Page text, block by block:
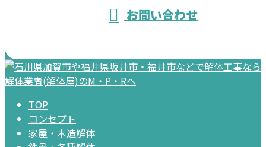
お問い合わせ
TOP
コンセプト
家屋・木造解体